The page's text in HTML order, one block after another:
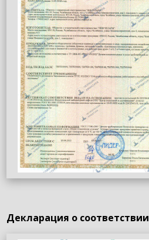
Декларация о соответствии